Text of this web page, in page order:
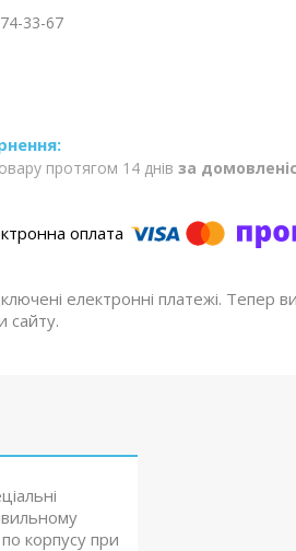
33-67
протягом 14 днів за
електронні платежі.
сайту.
корпусу при